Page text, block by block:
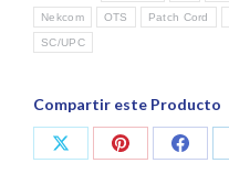
Nekcom OTS Patch Cord
SC/UPC
Compartir este Producto
Share
Share
Share